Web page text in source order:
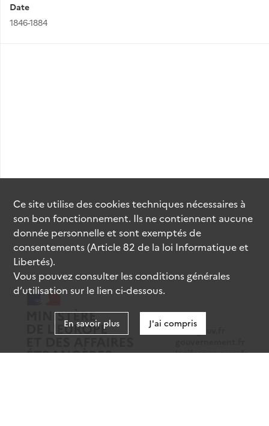
Date
1846-1884
data.gouv.fr
legifrance.gouv.fr
Ce site utilise descookiestechniques nécessaires à
son bon fonctionnement. Ils ne contiennent aucune
donnée personnelle et sont exemptés de
consentements (Article 82 de la loi Informatique et
Libertés).
Vous pouvez consulter les conditions générales
d’utilisation sur le lien ci-dessous.
En savoir plus J'ai compris